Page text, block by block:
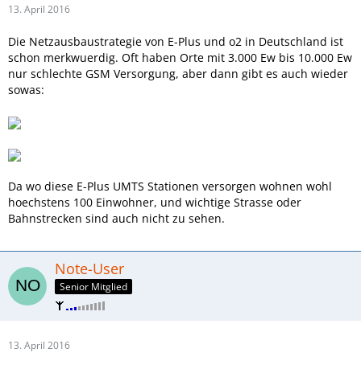
13. April 2016
Die Netzausbaustrategie von E-Plus und o2 in Deutschland ist
schon merkwuerdig. Oft haben Orte mit 3.000 Ew bis 10.000 Ew
nur schlechte GSM Versorgung, aber dann gibt es auch wieder
sowas:
Da wo diese E-Plus UMTS Stationen versorgen wohnen wohl
hoechstens 100 Einwohner, und wichtige Strasse oder
Bahnstrecken sind auch nicht zu sehen.
Note-User
Senior Mitglied
13. April 2016